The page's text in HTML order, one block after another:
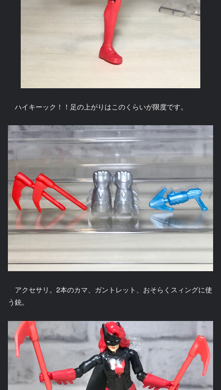
ハイキーック！！足の上がりはこのくらいが限度です。
アクセサリ。2本のカマ、ガントレット、おそらくスィングに使
う銃。